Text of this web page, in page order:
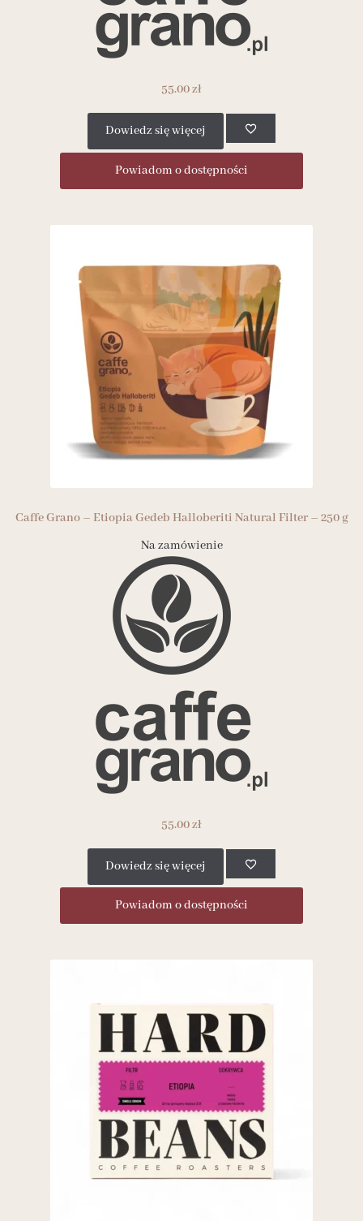
55.00zł
Dowiedz się więcej
Powiadom o dostępności
Caffe Grano – Etiopia Gedeb Halloberiti Natural Filter – 250 g
Na zamówienie
55.00zł
Dowiedz się więcej
Powiadom o dostępności